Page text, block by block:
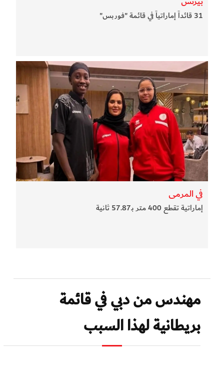
31 قائداً إماراتياً في قائمة "فوربس"
في المرمى
إماراتية تقطع 400 متر بـ57.87 ثانية
مهندس من دبي في قائمة
بريطانية لهذا السبب